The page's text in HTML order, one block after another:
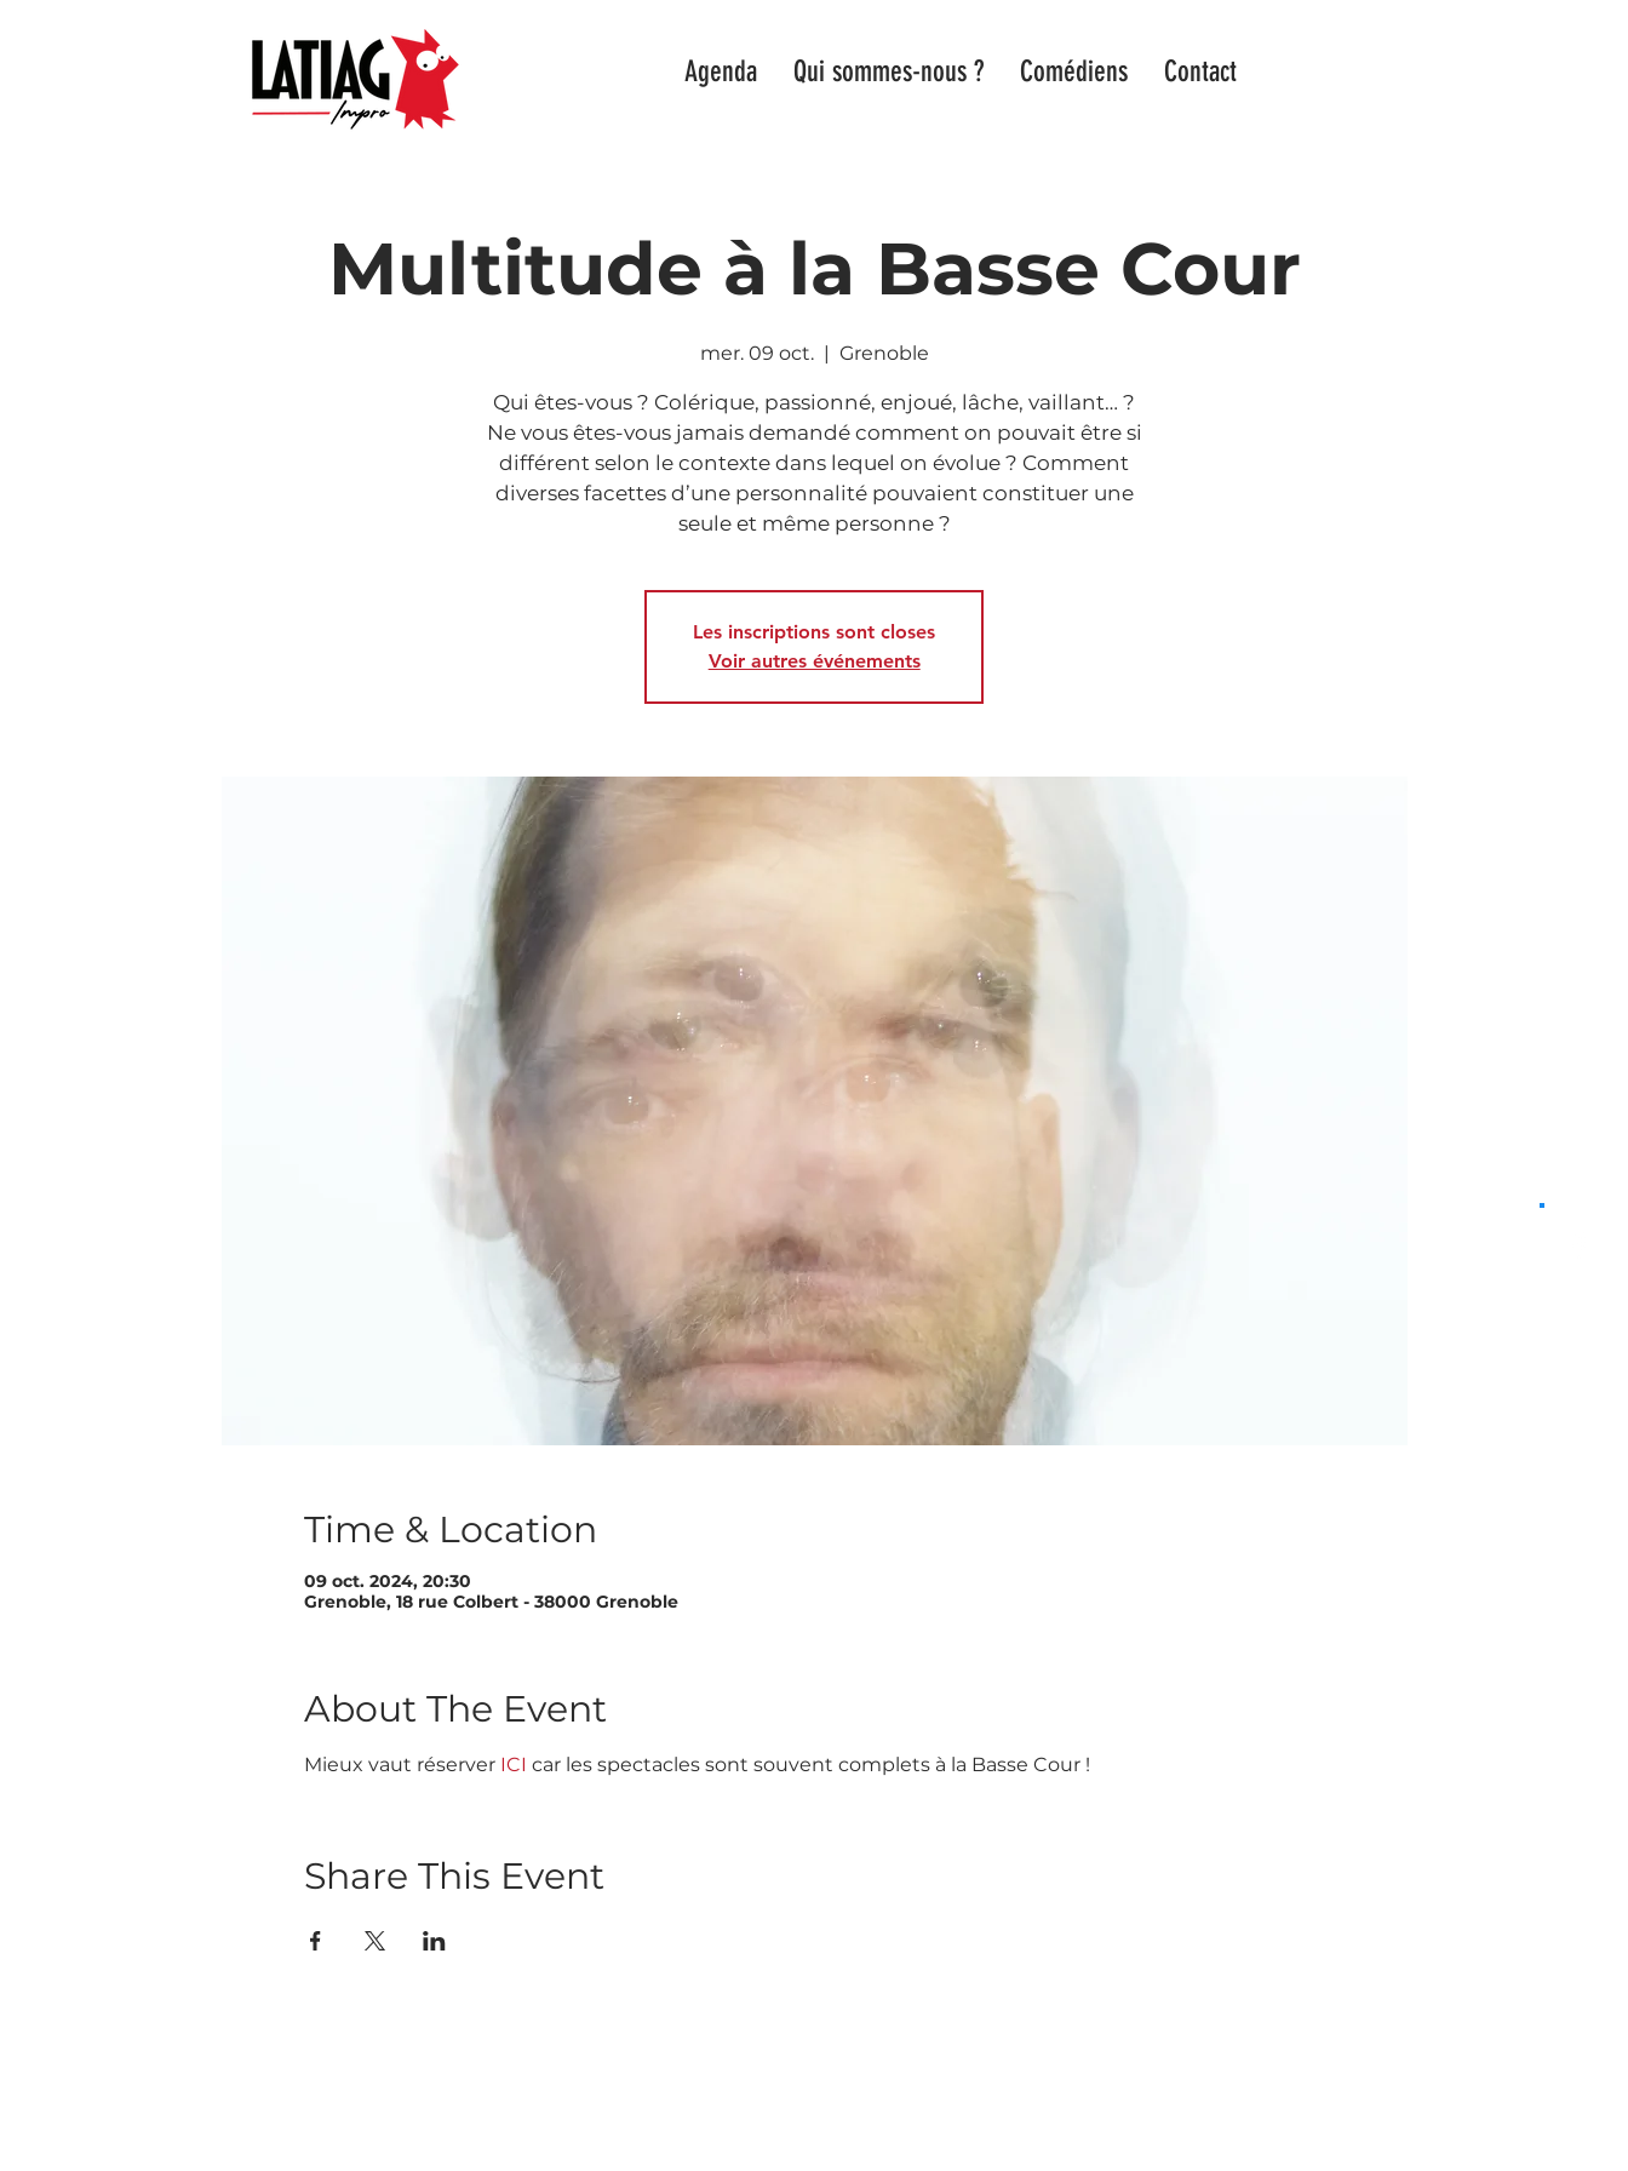
Agenda Qui sommes-nous ? Comédiens Contact
Multitude à la Basse Cour
mer. 09 oct.
  |
Grenoble
Qui êtes-vous ? Colérique, passionné, enjoué, lâche, vaillant… ?
Ne vous êtes-vous jamais demandé comment on pouvait être si
différent selon le contexte dans lequel on évolue ? Comment
diverses facettes d’une personnalité pouvaient constituer une
seule et même personne ?
Les inscriptions sont closes
Voir autres événements
Time & Location
09 oct. 2024, 20:30
Grenoble, 18 rue Colbert - 38000 Grenoble
About The Event
Mieux vaut réserver ICI car les spectacles sont souvent complets à la Basse Cour !
Share This Event